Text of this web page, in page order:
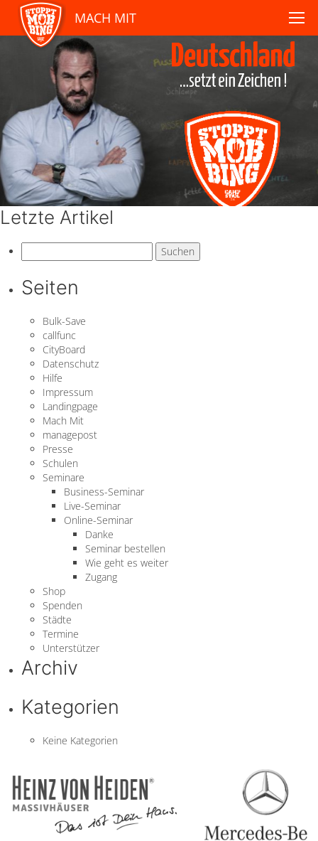
MACH MIT
Letzte Artikel
nach:
Seiten
Bulk-Save
callfunc
CityBoard
Datenschutz
Hilfe
Impressum
Landingpage
Mach Mit
managepost
Presse
Schulen
Seminare
Business-Seminar
Live-Seminar
Online-Seminar
Danke
Seminar bestellen
Wie geht es weiter
Zugang
Shop
Spenden
Städte
Termine
Unterstützer
Archiv
Kategorien
Keine Kategorien